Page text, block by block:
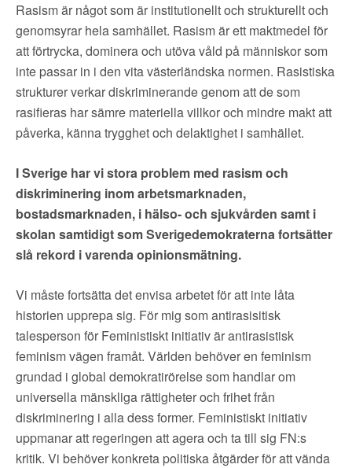
Rasism är något som är institutionellt och strukturellt och
genomsyrar hela samhället. Rasism är ett maktmedel för
att förtrycka, dominera och utöva våld på människor som
inte passar in i den vita västerländska normen. Rasistiska
strukturer verkar diskriminerande genom att de som
rasifieras har sämre materiella villkor och mindre makt att
påverka, känna trygghet och delaktighet i samhället.
I Sverige har vi stora problem med rasism och
diskriminering inom arbetsmarknaden,
bostadsmarknaden, i hälso- och sjukvården samt i
skolan samtidigt som Sverigedemokraterna fortsätter
slå rekord i varenda opinionsmätning.
Vi måste fortsätta det envisa arbetet för att inte låta
historien upprepa sig. För mig som antirasisitisk
talesperson för Feministiskt initiativ är antirasistisk
feminism vägen framåt. Världen behöver en feminism
grundad i global demokratirörelse som handlar om
universella mänskliga rättigheter och frihet från
diskriminering i alla dess former. Feministiskt initiativ
uppmanar att regeringen att agera och ta till sig FN:s
kritik. Vi behöver konkreta politiska åtgärder för att vända